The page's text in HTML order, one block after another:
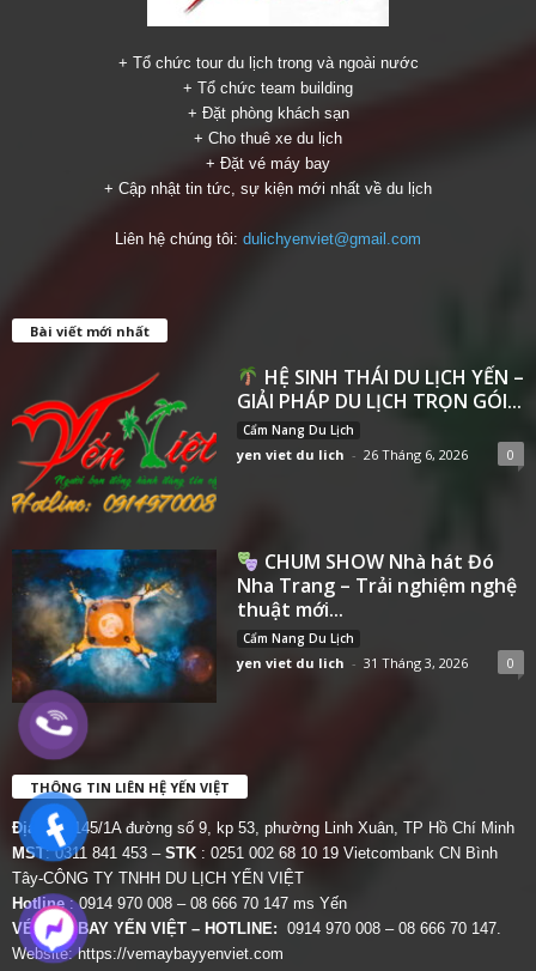
+ Tổ chức tour du lịch trong và ngoài nước
+ Tổ chức team building
+ Đặt phòng khách sạn
+ Cho thuê xe du lịch
+ Đặt vé máy bay
+ Cập nhật tin tức, sự kiện mới nhất về du lịch
Liên hệ chúng tôi: dulichyenviet@gmail.com
Bài viết mới nhất
HỆ SINH THÁI DU LỊCH YẾN –
GIẢI PHÁP DU LỊCH TRỌN GÓI...
Cẩm Nang Du Lịch
yen viet du lich - 26 Tháng 6, 2026 0
CHUM SHOW Nhà hát Đó
Nha Trang – Trải nghiệm nghệ
thuật mới...
Cẩm Nang Du Lịch
yen viet du lich - 31 Tháng 3, 2026 0
THÔNG TIN LIÊN HỆ YẾN VIỆT
Địa chỉ:
145/1A đường số 9, kp 53, phường Linh Xuân, TP Hồ Chí Minh
MST: 0311 841 453 – STK : 0251 002 68 10 19 Vietcombank CN Bình
Tây-CÔNG TY TNHH DU LỊCH YẾN VIỆT
Hotline: 0914 970 008 – 08 666 70 147 ms Yến
VÉ MÁY BAY YẾN VIỆT – HOTLINE: 0914 970 008 – 08 666 70 147.
Website:https://vemaybayyenviet.com